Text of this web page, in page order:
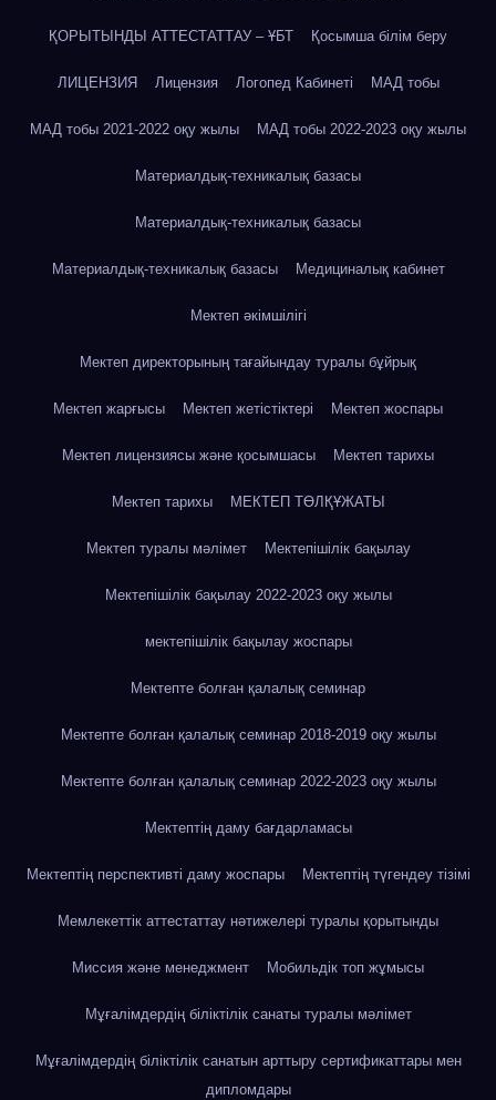
ҚОРЫТЫНДЫ АТТЕСТАТТАУ – ҰБТ Қосымша білім беру
ЛИЦЕНЗИЯ Лицензия Логопед Кабинеті МАД тобы
МАД тобы 2021-2022 оқу жылы МАД тобы 2022-2023 оқу жылы
Материалдық-техникалық базасы
Материалдық-техникалық базасы
Материалдық-техникалық базасы Медициналық кабинет
Мектеп әкімшілігі
Мектеп директорының тағайындау туралы бұйрық
Мектеп жарғысы Мектеп жетістіктері Мектеп жоспары
Мектеп лицензиясы және қосымшасы Мектеп тарихы
Мектеп тарихы МЕКТЕП ТӨЛҚҰЖАТЫ
Мектеп туралы мәлімет Мектепішілік бақылау
Мектепішілік бақылау 2022-2023 оқу жылы
мектепішілік бақылау жоспары
Мектепте болған қалалық семинар
Мектепте болған қалалық семинар 2018-2019 оқу жылы
Мектепте болған қалалық семинар 2022-2023 оқу жылы
Мектептің даму бағдарламасы
Мектептің перспективті даму жоспары Мектептің түгендеу тізімі
Мемлекеттік аттестаттау нәтижелері туралы қорытынды
Миссия және менеджмент Мобильдік топ жұмысы
Мұғалімдердің біліктілік санаты туралы мәлімет
Мұғалімдердің біліктілік санатын арттыру сертификаттары мен
дипломдары